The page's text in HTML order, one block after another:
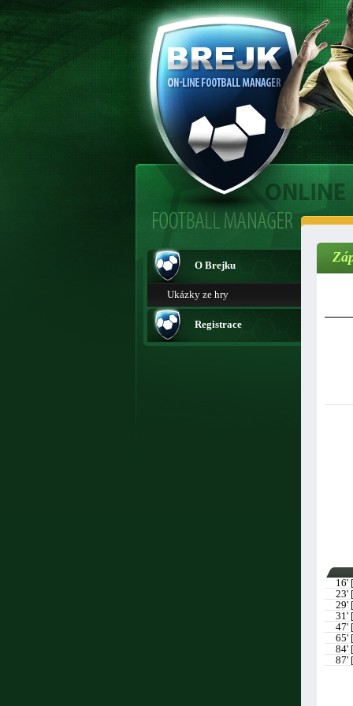
O Brejku
Ukázky ze hry
Registrace
16'
23'
29'
31'
47'
65'
84'
87'